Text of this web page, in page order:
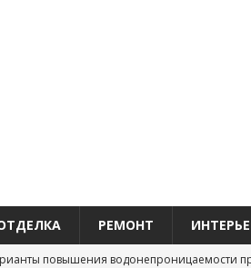
РЕМОНТ
повышения водонепроницаемости